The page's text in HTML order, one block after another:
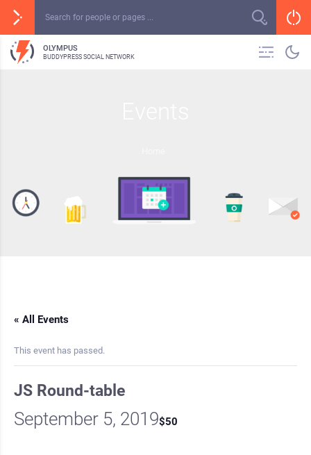
OLYMPUS
BUDDYPRESS SOCIAL NETWORK
« All Events
This event has passed.
JS Round-table
September 5, 2019$50